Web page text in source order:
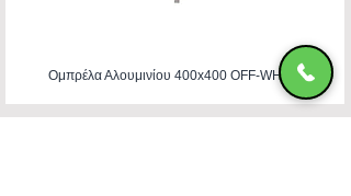
Ομπρέλα Αλουμινίου 400x400 OFF-WHITE